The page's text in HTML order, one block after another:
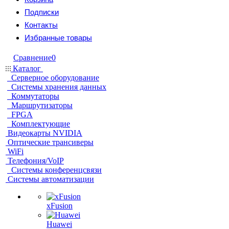
Подписки
Контакты
Избранные товары
Сравнение0
Каталог
Серверное оборудование
Системы хранения данных
Коммутаторы
Маршрутизаторы
FPGA
Комплектующие
Видеокарты NVIDIA
Оптические трансиверы
WiFi
Телефония/VoIP
Системы конференцсвязи
Системы автоматизации
xFusion
Huawei